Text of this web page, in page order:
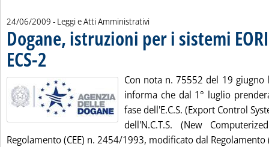
24/06/2009 - Leggi e Atti Amministrativi
Dogane, istruzioni per i sistemi
ECS-2 . Pubblicata mercoledì 24 giugno 2009 alle 15.12.
Con nota n. 75552 del 19 giugno
informa che dal 1° luglio
fase dell'E.C.S. (Export Control
dell'N.C.T.S. (New
Regolamento (CEE) n. 2454/1993, modificato dal